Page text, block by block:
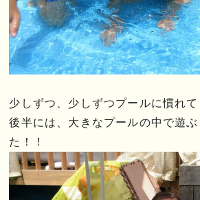
少しずつ、少しずつプールに慣れ
後半には、大きなプールの中で遊
た！！